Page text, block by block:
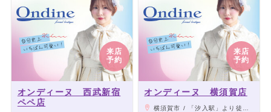
来店
予約
オンディーヌ 西武新宿
ペペ店
来店
予約
オンディーヌ 横須賀店
横須賀市 / 「汐入駅」より徒歩1分